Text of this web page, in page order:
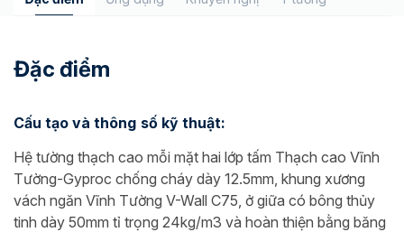
Đặc điểm
Cấu tạo và thông số kỹ thuật:
Hệ tường thạch cao mỗi mặt hai lớp tấm Thạch cao Vĩnh
Tường-Gyproc chống cháy dày 12.5mm, khung xương
vách ngăn Vĩnh Tường V-Wall C75, ở giữa có bông thủy
tinh dày 50mm tỉ trọng 24kg/m3 và hoàn thiện bằng băng